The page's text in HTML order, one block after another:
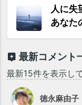
人に失
あなた
最新コメント
最新15件を表示し
徳永麻由子